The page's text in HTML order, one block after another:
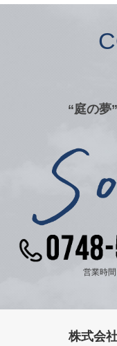
“庭の夢
営業時
株式会